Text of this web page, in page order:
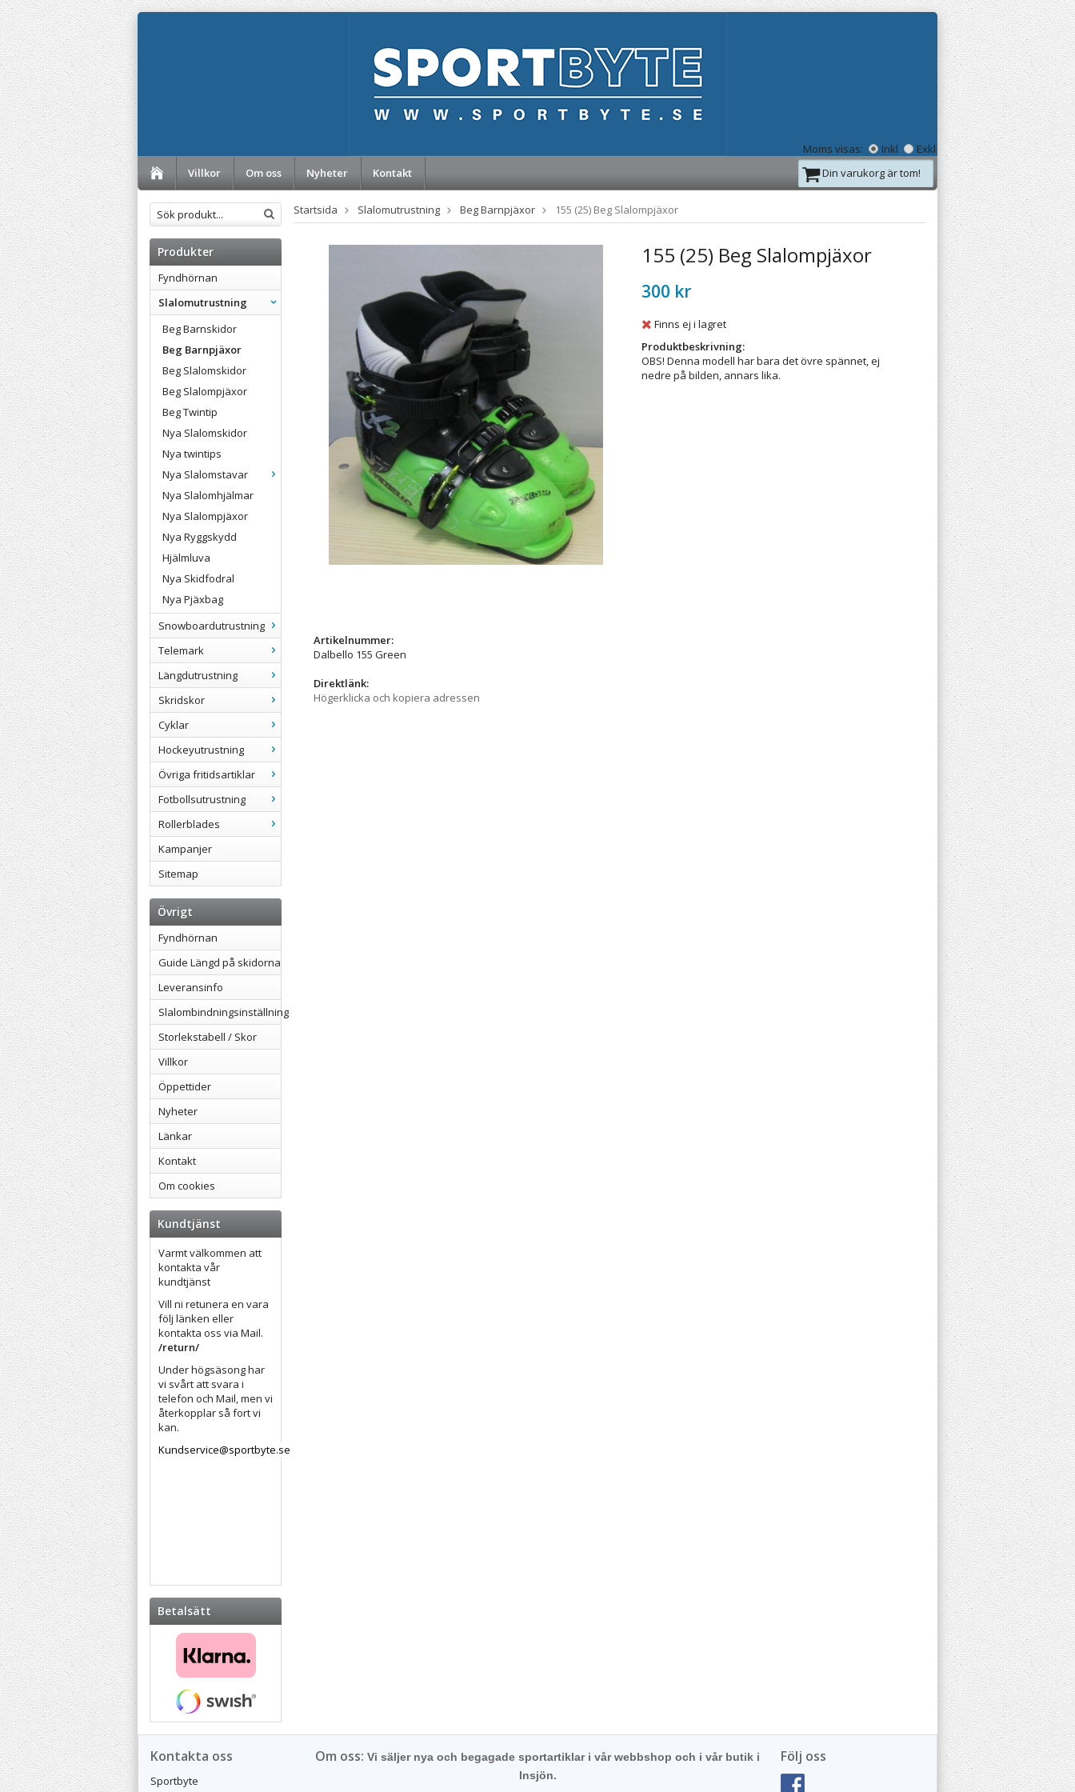
Moms visas: Inkl
Exkl
Villkor
Om oss Nyheter Kontakt Din varukorg är tom!
Produkter
Fyndhörnan
Slalomutrustning
Beg Barnskidor
Beg Barnpjäxor
Beg Slalomskidor
Beg Slalompjäxor
Beg Twintip
Nya Slalomskidor
Nya twintips
Nya Slalomstavar
Nya Slalomhjälmar
Nya Slalompjäxor
Nya Ryggskydd
Hjälmluva
Nya Skidfodral
Nya Pjäxbag
Snowboardutrustning
Telemark
Längdutrustning
Skridskor
Cyklar
Hockeyutrustning
Övriga fritidsartiklar
Fotbollsutrustning
Rollerblades
Kampanjer
Sitemap
Övrigt
Fyndhörnan
Guide Längd på skidorna
Leveransinfo
Slalombindningsinställning
Storlekstabell / Skor
Villkor
Öppettider
Nyheter
Länkar
Kontakt
Om cookies
Kundtjänst
Varmt välkommen att
kontakta vår
kundtjänst
Vill ni retunera en vara
följ länken eller
kontakta oss via Mail.
/return/
Under högsäsong har
vi svårt att svara i
telefon och Mail, men vi
återkopplar så fort vi
kan.
Kundservice@sportbyte.se
Betalsätt
Startsida Slalomutrustning Beg Barnpjäxor 155 (25) Beg Slalompjäxor
Artikelnummer:
Dalbello 155 Green
Direktlänk:
Högerklicka och kopiera adressen
155 (25) Beg Slalompjäxor
300 kr
Finns ej i lagret
Produktbeskrivning:
OBS! Denna modell har bara det övre spännet, ej
nedre på bilden, annars lika.
Kontakta oss
Sportbyte
Följ oss
Om oss: Vi säljer nya och begagade sportartiklar i vår webbshop och i vår butik i
Insjön.